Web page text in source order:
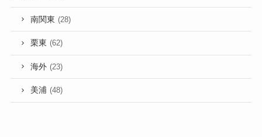
南関東 (28)
栗東 (62)
海外 (23)
美浦 (48)